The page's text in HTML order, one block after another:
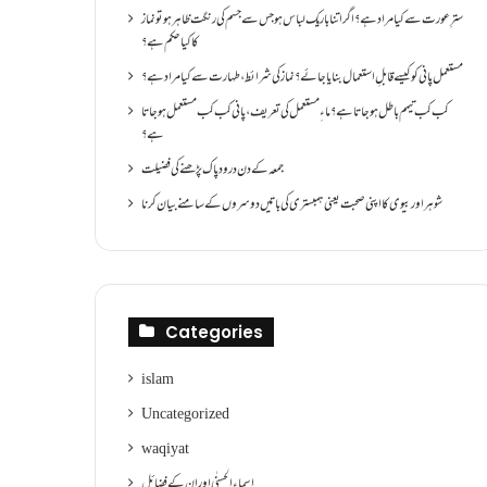
سترِ عورت سے کیا مراد ہے؟اگر اتنا باریک لباس ہو جس سے جسم کی رنگت ظاہر ہو تو نماز
کا کیا حکم ہے؟
مستعمل پانی کو کیسے قابلِ استعمال بنایا جائے؟ نماز کی شرائط ،طہارت سے کیا مراد ہے؟
کب کب تیمم باطل ہو جاتا ہے؟ ماءِ مستعمل کی تعریف ،پانی کب کب مستعمل ہو جاتا
ہے؟
جمعہ کے دن درود پاک پڑھنے کی فضیلت
شوہر اور بیوی کا اپنی صحبت یعنی ہمبستری کی باتیں دوسروں کے سامنے بیان کرنا
Categories
islam
Uncategorized
waqiyat